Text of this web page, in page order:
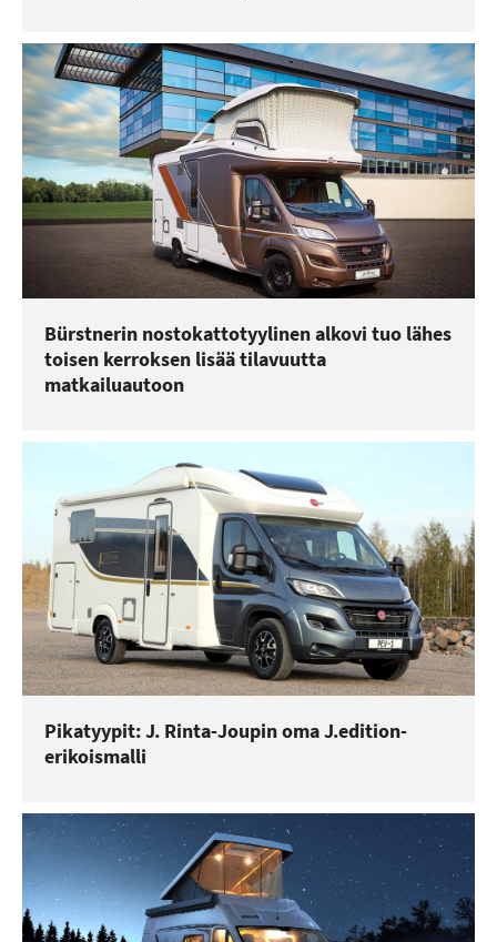
Bürstnerin nostokattotyylinen alkovi tuo lähes
toisen kerroksen lisää tilavuutta
matkailuautoon
Pikatyypit: J. Rinta-Joupin oma J.edition-
erikoismalli